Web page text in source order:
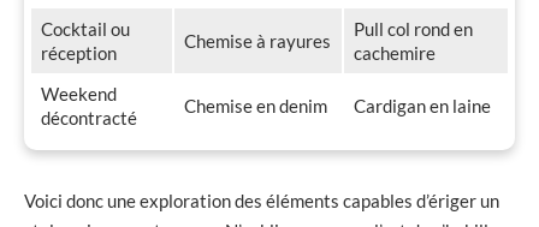
Cocktail ou
réception
Chemise à rayures
Pull col rond en
cachemire
Weekend
décontracté
Chemise en denim Cardigan en laine
Voici donc une exploration des éléments capables d’ériger un